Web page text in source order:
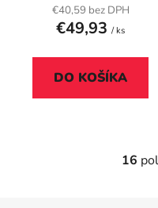
€40,59 bez DPH
€49,93 / ks
DO KOŠÍKA
16